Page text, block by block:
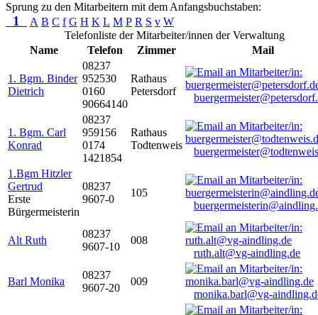
Sprung zu den Mitarbeitern mit dem Anfangsbuchstaben:
1 A B C f G H K L M P R S v W
Telefonliste der Mitarbeiter/innen der Verwaltung
Name
Telefon Zimmer Mail
1. Bgm. Binder
Dietrich
08237
952530
0160
90664140
Rathaus
Petersdorf
1. Bgm. Carl
Konrad
08237
959156
0174
1421854
Rathaus
Todtenweis
1.Bgm Hitzler
Gertrud
Erste
Bürgermeisterin
08237
9607-0
105
Alt Ruth
08237
9607-10
008
ruth.alt@vg-aindling.de
Barl Monika
08237
9607-20
009
monika.barl@vg-